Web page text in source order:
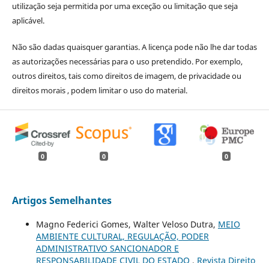
utilização seja permitida por uma exceção ou limitação que seja
aplicável.
Não são dadas quaisquer garantias. A licença pode não lhe dar todas
as autorizações necessárias para o uso pretendido. Por exemplo,
outros direitos, tais como direitos de imagem, de privacidade ou
direitos morais , podem limitar o uso do material.
0 0 0
Artigos Semelhantes
Magno Federici Gomes, Walter Veloso Dutra, MEIO
AMBIENTE CULTURAL, REGULAÇÃO, PODER
ADMINISTRATIVO SANCIONADOR E
RESPONSABILIDADE CIVIL DO ESTADO , Revista Direito